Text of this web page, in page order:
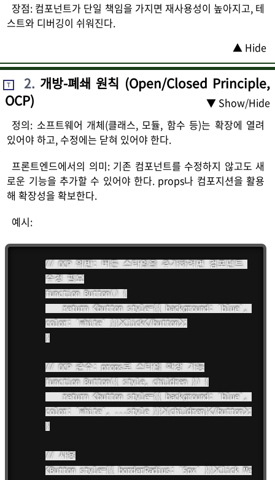
장점: 컴포넌트가 단일 책임을 가지면 재사용성이 높아지고, 테
스트와 디버깅이 쉬워진다.
▲ Hide
T 2. 개방-폐쇄 원칙 (Open/Closed Principle,
OCP)
▼ Show/Hide
정의: 소프트웨어 개체(클래스, 모듈, 함수 등)는 확장에 열려
있어야 하고, 수정에는 닫혀 있어야 한다.
프론트엔드에서의 의미: 기존 컴포넌트를 수정하지 않고도 새
로운 기능을 추가할 수 있어야 한다. props나 컴포지션을 활용
해 확장성을 확보한다.
예시:
// OCP 위반: 버튼 스타일을 추가하려면 컴포넌트
수정 필요
function Button() {
color: 'white' }}>Click</button>;
}
// OCP 준수: props로 스타일 확장 가능
function Button({ style, children }) {
color: 'white', ...style }}>{children}</button>;
}
// 사용
<Button style={{ borderRadius: '5px' }}>Click Me